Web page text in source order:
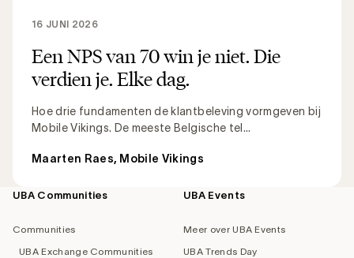
Een NPS van 70 win je niet. Die
verdien je. Elke dag.
Hoe drie fundamenten de klantbeleving vormgeven bij
Mobile Vikings. De meeste Belgische tel...
16 JUNI 2026
Maarten Raes, Mobile Vikings
Footer
UBA Communities
Communities
UBA Exchange Communities
UBA Events
Meer over UBA Events
UBA Trends Day